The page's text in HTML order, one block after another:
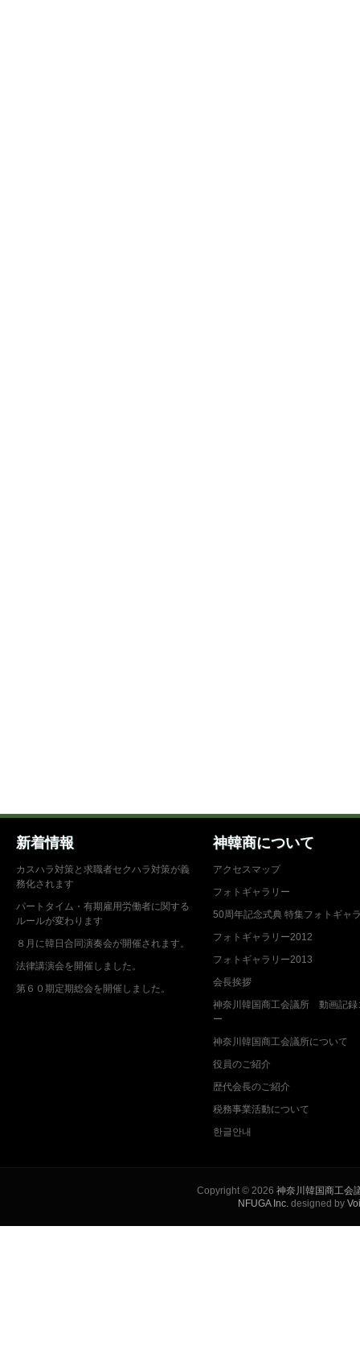
新着情報
カスハラ対策と求職者セクハラ対策が義
務化されます
パートタイム・有期雇用労働者に関する
ルールが変わります
８月に韓日合同演奏会が開催されます。
法律講演会を開催しました。
第６０期定期総会を開催しました。
神韓商について
アクセスマップ
フォトギャラリー
50周年記念式典 特集フォトギャ
フォトギャラリー2012
フォトギャラリー2013
会長挨拶
神奈川韓国商工会議所 動画記録
ー
神奈川韓国商工会議所について
役員のご紹介
歴代会長のご紹介
税務事業活動について
한글안내
Copyright © 2026 神奈川韓国商工会
NFUGA Inc. designed by